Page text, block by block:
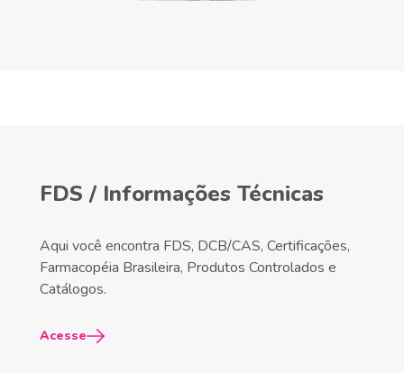
FDS / Informações Técnicas
Aqui você encontra FDS, DCB/CAS, Certificações,
Farmacopéia Brasileira, Produtos Controlados e
Catálogos.
Acesse